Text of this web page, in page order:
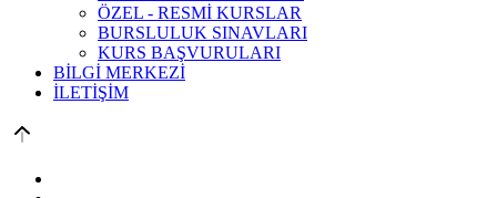
ÖZEL - RESMİ KURSLAR
BURSLULUK SINAVLARI
KURS BAŞVURULARI
BİLGİ MERKEZİ
İLETİŞİM